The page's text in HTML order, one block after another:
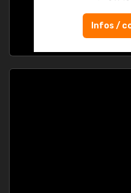
Infos /